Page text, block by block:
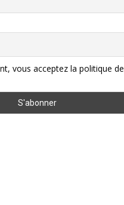
vous acceptez la politique de